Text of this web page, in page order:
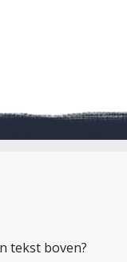
tekst boven?